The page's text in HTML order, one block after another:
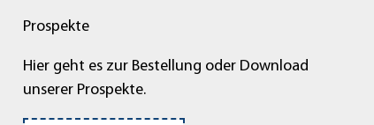
Prospekte
Hier geht es zur Bestellung oder Download
unserer Prospekte.